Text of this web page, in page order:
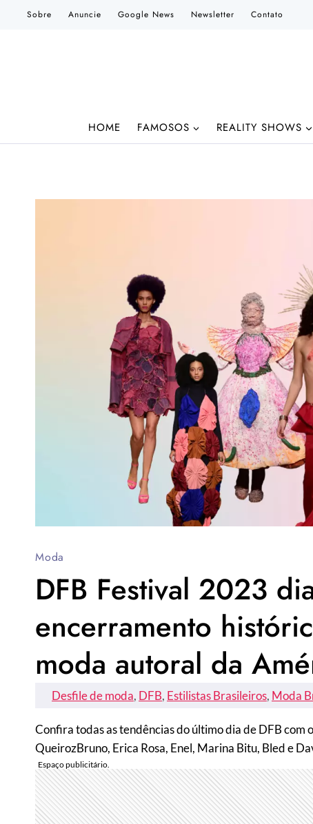
Sobre Anuncie Google News Newsletter Contato
HOME FAMOSOS REALITY SHOWS
Moda
DFB Festival 2023
encerramento
moda autoral da
Desfile de moda, DFB, Estilistas Brasileiros, Moda
Confira todas as tendências do último dia de DFB com
QueirozBruno, Erica Rosa, Enel, Marina Bitu, Bled e